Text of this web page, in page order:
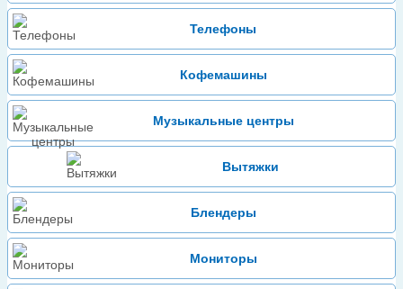
Телефоны
Кофемашины
Музыкальные центры
Вытяжки
Блендеры
Мониторы